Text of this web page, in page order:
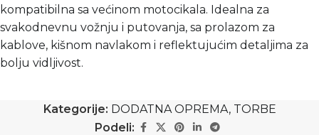
kompatibilna sa većinom motocikala. Idealna za
svakodnevnu vožnju i putovanja, sa prolazom za
kablove, kišnom navlakom i reflektujućim detaljima za
bolju vidljivost.
Kategorije: DODATNA OPREMA, TORBE
Podeli: